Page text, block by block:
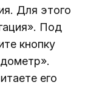
Для этого
Под
кнопку
его